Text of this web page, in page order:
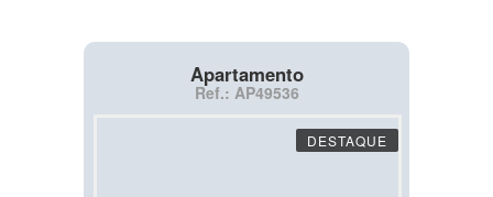
Apartamento
Ref.: AP49536
DESTAQUE